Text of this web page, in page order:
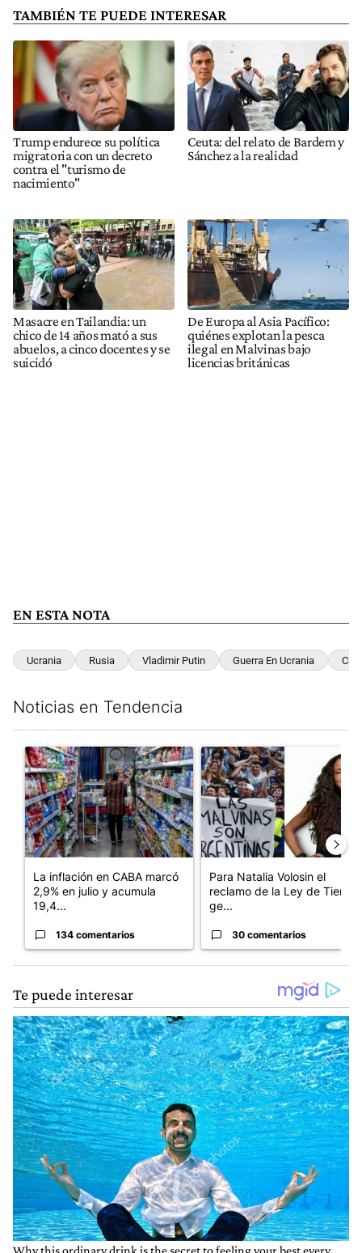
TAMBIÉN TE PUEDE INTERESAR
Trump endurece su política
migratoria con un decreto
contra el "turismo de
nacimiento"
Ceuta: del relato de Bardem y
Sánchez a la realidad
Masacre en Tailandia: un
chico de 14 años mató a sus
abuelos, a cinco docentes y se
suicidó
De Europa al Asia Pacífico:
quiénes explotan la pesca
ilegal en Malvinas bajo
licencias británicas
EN ESTA NOTA
Ucrania Rusia Vladimir Putin Guerra En Ucrania
Noticias en Tendencia
Un artículo de tendencia con el título "La inflación en CABA
La inflación en CABA marcó
2,9% en julio y acumula
19,4...
134 comentarios
Un artículo de tendencia con
Para Natalia Volosin el
reclamo de la Ley de Tierras
ge...
30 comentarios